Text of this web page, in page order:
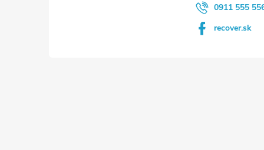
0911 555
recover.sk